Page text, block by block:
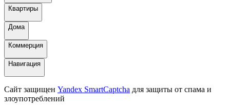
Квартиры
Дома
Коммерция
Навигация
Сайт защищен Yandex SmartCaptcha для защиты от спама и
злоупотреблений